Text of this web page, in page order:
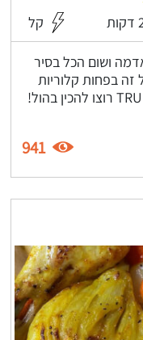
קל
ושום הכל בסיר
בפחות קלוריות
941